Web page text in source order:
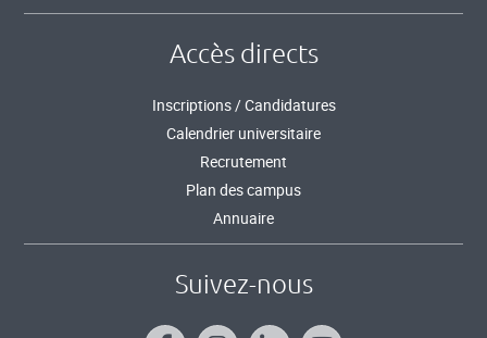
Accès directs
Inscriptions / Candidatures
Calendrier universitaire
Recrutement
Plan des campus
Annuaire
Suivez-nous